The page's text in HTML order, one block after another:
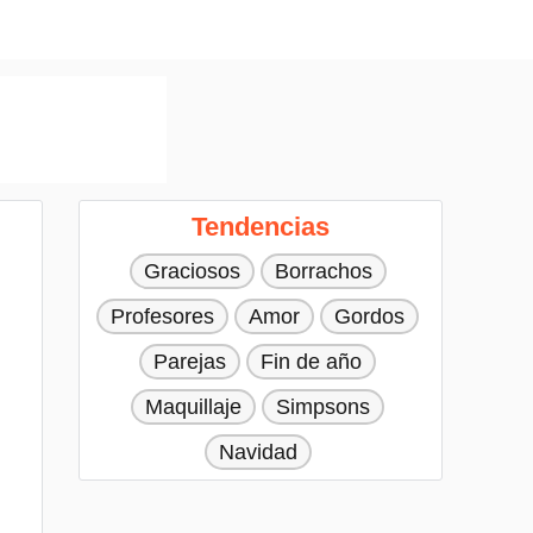
Tendencias
Graciosos
Borrachos
Profesores
Amor
Gordos
Parejas
Fin de año
Maquillaje
Simpsons
Navidad